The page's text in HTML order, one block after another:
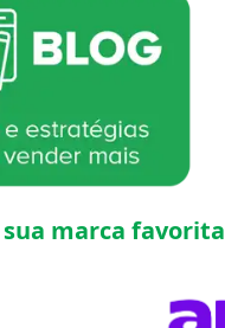
marca favorita